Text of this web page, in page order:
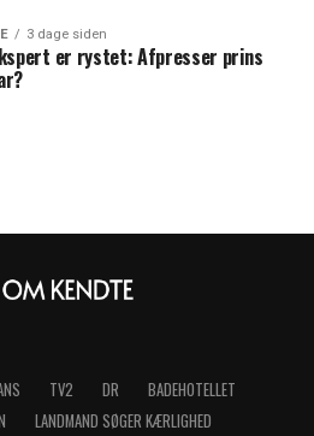
3 dage siden
er rystet: Afpresser prins
TV2 DR
BADEHOTELLET
LANDMAND SØGER KÆRLIGHED